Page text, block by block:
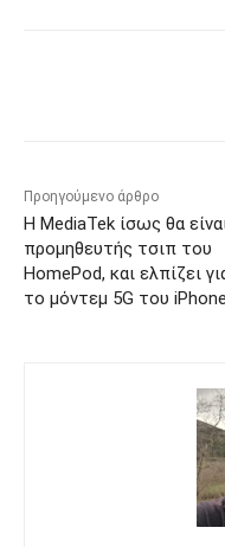
Προηγούμενο άρθρο
Η MediaTek ίσως θα
προμηθευτής τσιπ του
HomePod, και ελπίζει
το μόντεμ 5G του iPhone